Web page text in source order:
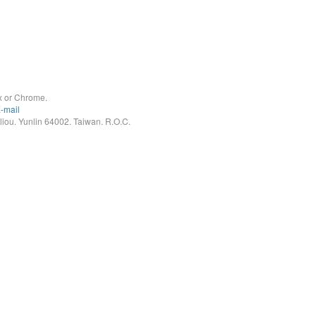
or Chrome.
mail
Yunlin 64002. Taiwan. R.O.C.